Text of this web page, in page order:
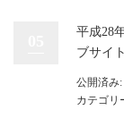
平成28
ブサイ
公開済み:
カテゴリ